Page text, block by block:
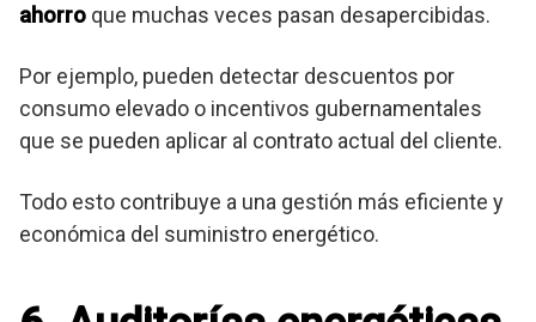
ahorro que muchas veces pasan desapercibidas.
Por ejemplo, pueden detectar descuentos por
consumo elevado o incentivos gubernamentales
que se pueden aplicar al contrato actual del cliente.
Todo esto contribuye a una gestión más eficiente y
económica del suministro energético.